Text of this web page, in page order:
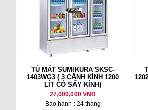
TỦ MÁT SUMIKURA SKSC-
1403WG3 ( 3 CÁNH KÍNH 1200
LÍT CÓ SẤY KÍNH)
27,000,000 VNĐ
Bảo hành : 24 tháng